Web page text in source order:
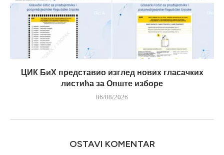
ЦИК БиХ представио изглед нових гласачких
листића за Опште изборе
06/08/2026
OSTAVI KOMENTAR